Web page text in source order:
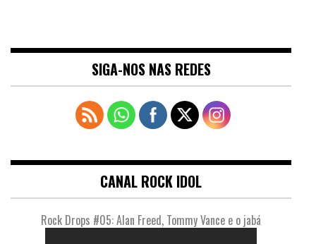
SIGA-NOS NAS REDES
CANAL ROCK IDOL
Rock Drops #05: Alan Freed, Tommy Vance e o jabá